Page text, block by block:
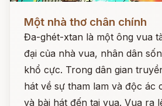
Một nhà thơ chân chính
Đa-ghét-xtan là một ông vua
đại của nhà vua, nhân dân
khổ cực. Trong dân gian
hát về sự tham lam và độc ác
và bài hát đến tai vua. Vua ra